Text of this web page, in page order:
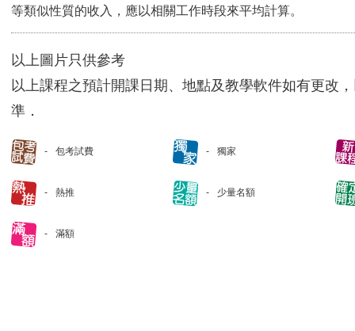
等類似性質的收入，應以相關工作時段來平均計算。
以上圖片只供參考
以上課程之預計開課日期、地點及教學軟件如有更改
準．
包考試費 獨家
熱推 少量名額
滿額